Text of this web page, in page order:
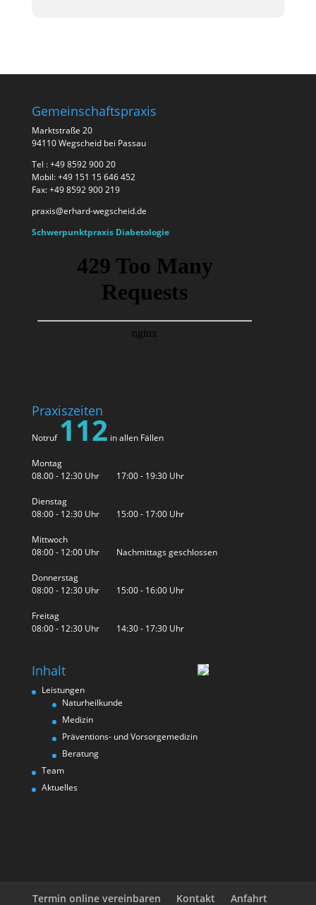
Gemeinschaftspraxis
Marktstraße 20
94110 Wegscheid bei Passau
Tel : +49 8592 900 20
Mobil: +49 151 15 646 452
Fax: +49 8592 900 219
praxis@erhard-wegscheid.de
Schwerpunktpraxis Diabetologie
Praxiszeiten
Notruf 112 in allen Fällen
Montag
08.00 - 12:30 Uhr 17:00 - 19:30 Uhr
Dienstag
08:00 - 12:30 Uhr 15:00 - 17:00 Uhr
Mittwoch
08:00 - 12:00 Uhr Nachmittags geschlossen
Donnerstag
08:00 - 12:30 Uhr 15:00 - 16:00 Uhr
Freitag
08:00 - 12:30 Uhr 14:30 - 17:30 Uhr
Inhalt
Leistungen
Naturheilkunde
Medizin
Präventions- und Vorsorgemedizin
Beratung
Team
Aktuelles
Termin online vereinbaren Kontakt Anfahrt